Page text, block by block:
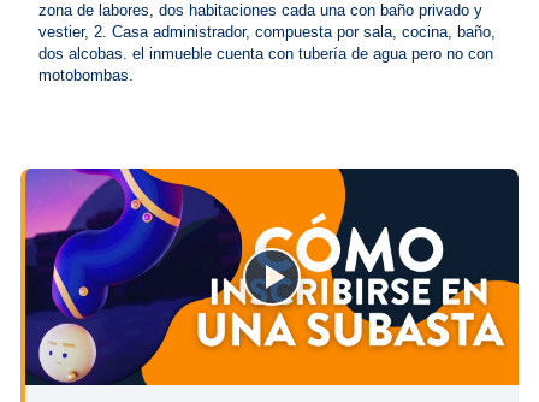
zona de labores, dos habitaciones cada una con baño privado y
vestier, 2. Casa administrador, compuesta por sala, cocina, baño,
dos alcobas. el inmueble cuenta con tubería de agua pero no con
motobombas.